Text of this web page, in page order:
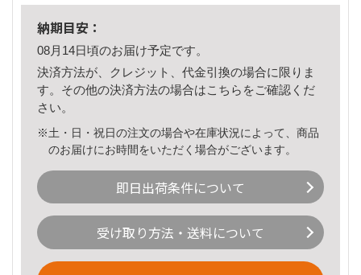
納期目安：
08月14日頃のお届け予定です。
決済方法が、クレジット、代金引換の場合に限りま
す。その他の決済方法の場合はこちら をご確認くだ
さい。
※土・日・祝日の注文の場合や在庫状況によって、商品
のお届けにお時間をいただく場合がございます。
即日出荷条件について
受け取り方法・送料について